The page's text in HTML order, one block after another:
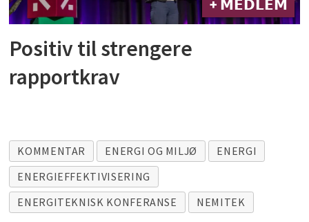
+ 𝗠𝗘𝗗𝗟𝗘𝗠
Positiv til strengere
rapportkrav
KOMMENTAR ENERGI OG MILJØ
ENERGI
ENERGIEFFEKTIVISERING
ENERGITEKNISK KONFERANSE
NEMITEK